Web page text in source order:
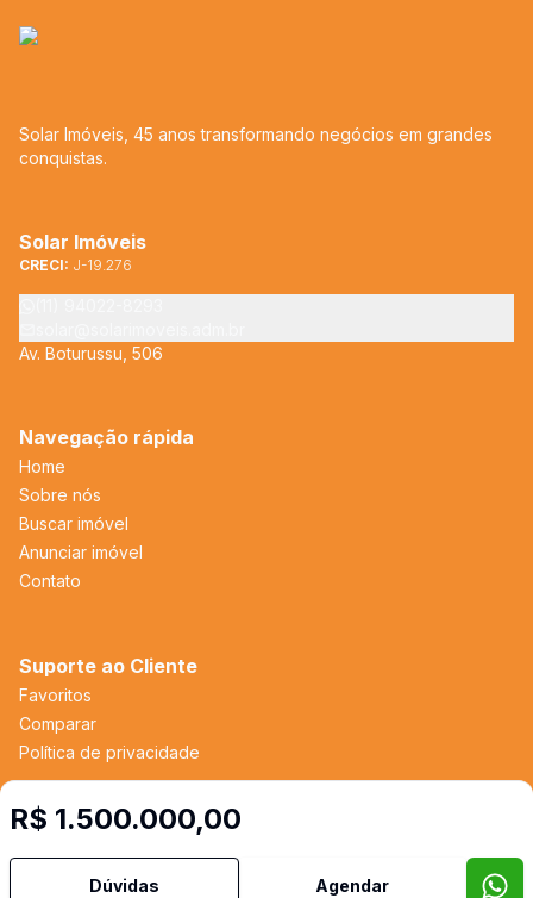
R$ 1.500.000,00
Dúvidas Agendar
Solar Imóveis, 45 anos transformando negócios em grandes
conquistas.
Solar Imóveis
CRECI: J-19.276
Av. Boturussu, 506
Navegação rápida
Home
Sobre nós
Buscar imóvel
Anunciar imóvel
Contato
Suporte ao Cliente
Favoritos
Comparar
Política de privacidade
Selo de Tecnologia Loft